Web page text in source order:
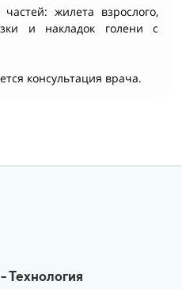
жилета взрослого,
и накладок голени с
консультация врача.
Технология